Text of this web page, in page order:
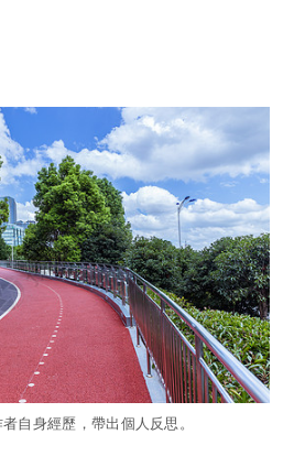
者自身經歷，帶出個人反思。